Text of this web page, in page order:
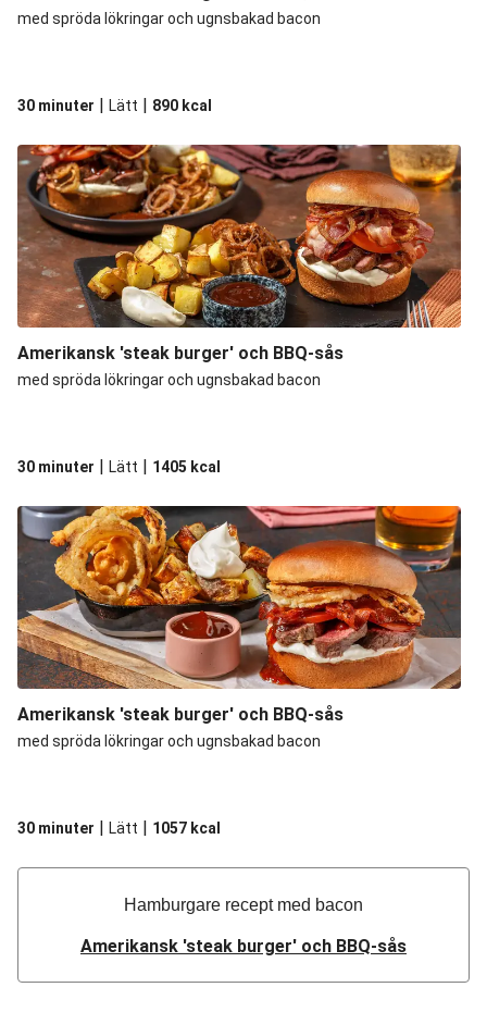
med spröda lökringar och ugnsbakad bacon
30 minuter | Lätt | 890 kcal
Amerikansk 'steak burger' och BBQ-sås
med spröda lökringar och ugnsbakad bacon
30 minuter | Lätt | 1405 kcal
Amerikansk 'steak burger' och BBQ-sås
med spröda lökringar och ugnsbakad bacon
30 minuter | Lätt | 1057 kcal
Hamburgare recept med bacon
Amerikansk 'steak burger' och BBQ-sås